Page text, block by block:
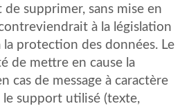
supprimer, sans mise en
à la législation
protection des données. Le
de mettre en cause la
cas de message à caractère
support utilisé (texte,